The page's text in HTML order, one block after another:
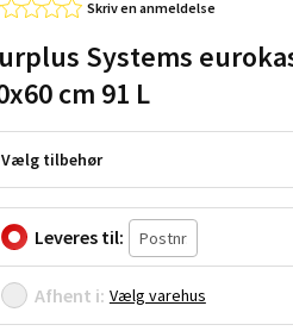
Skriv en anmeldelse
Systems
cm 91 L
Vælg tilbehør
Leveres til:
Afhent i: Vælg varehus